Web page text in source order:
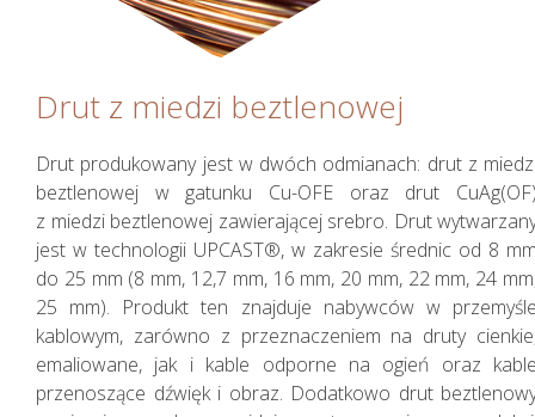
Drut z miedzi beztlenowej
Drut produkowany jest w dwóch odmianach: drut z
beztlenowej w gatunku Cu-OFE oraz drut
z miedzi beztlenowej zawierającej srebro. Drut
jest w technologii UPCAST®, w zakresie średnic od 8
do 25 mm (8 mm, 12,7 mm, 16 mm, 20 mm, 22 mm, 24
25 mm). Produkt ten znajduje nabywców w
kablowym, zarówno z przeznaczeniem na druty
emaliowane, jak i kable odporne na ogień oraz
przenoszące dźwięk i obraz. Dodatkowo drut